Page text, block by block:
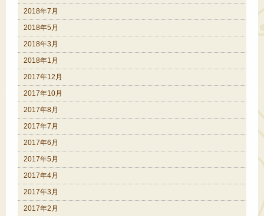
2018年7月
2018年5月
2018年3月
2018年1月
2017年12月
2017年10月
2017年8月
2017年7月
2017年6月
2017年5月
2017年4月
2017年3月
2017年2月